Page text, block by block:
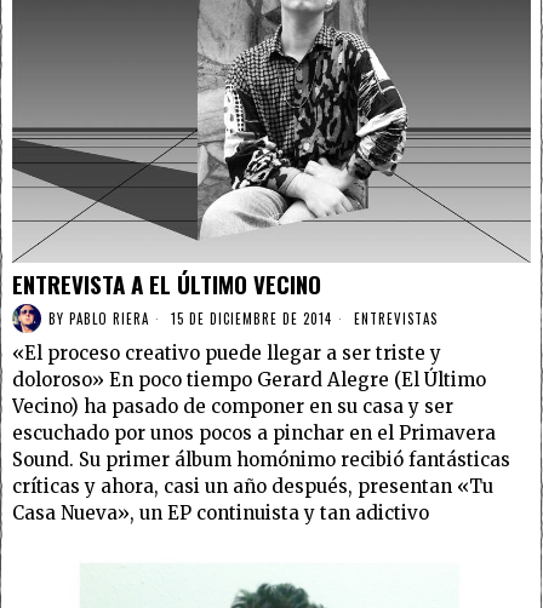
ENTREVISTA A EL ÚLTIMO VECINO
BY PABLO RIERA 15 DE DICIEMBRE DE 2014 ENTREVISTAS
«El proceso creativo puede llegar a ser triste y
doloroso» En poco tiempo Gerard Alegre (El Último
Vecino) ha pasado de componer en su casa y ser
escuchado por unos pocos a pinchar en el Primavera
Sound. Su primer álbum homónimo recibió fantásticas
críticas y ahora, casi un año después, presentan «Tu
Casa Nueva», un EP continuista y tan adictivo